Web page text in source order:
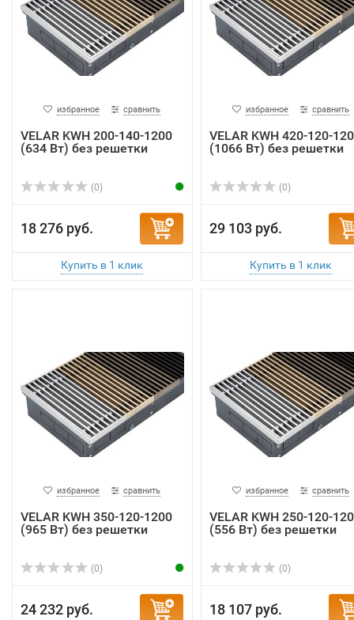
избранное сравнить
VELAR KWH 200-140-1200
(634 Вт) без решетки
(0)
18 276 руб.
избранное сравнить
VELAR KWH 420-120-
(1066 Вт) без решетки
(0)
29 103 руб.
избранное сравнить
VELAR KWH 350-120-1200
(965 Вт) без решетки
(0)
24 232 руб.
избранное сравнить
VELAR KWH 250-120-
(556 Вт) без решетки
(0)
18 107 руб.